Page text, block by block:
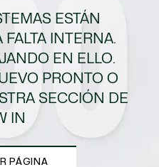
ESTÁN
INTERNA.
EN ELLO.
PRONTO O
SECCIÓN DE
IN
PÁGINA